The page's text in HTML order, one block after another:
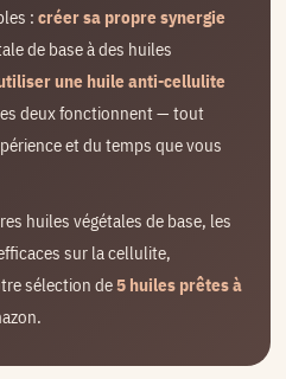
: créer sa propre synergie
de base à des huiles
une huile anti-cellulite
deux fonctionnent — tout
et du temps que vous
huiles végétales de base, les
sur la cellulite,
sélection de 5 huiles prêtes à